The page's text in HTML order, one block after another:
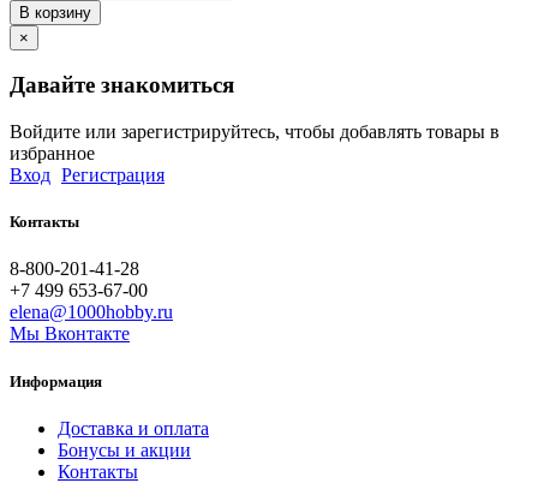
В корзину
×
Давайте знакомиться
Войдите или зарегистрируйтесь, чтобы добавлять товары в
избранное
Вход Регистрация
Контакты
8-800-201-41-28
+7 499 653-67-00
elena@1000hobby.ru
Мы Вконтакте
Информация
Доставка и оплата
Бонусы и акции
Контакты